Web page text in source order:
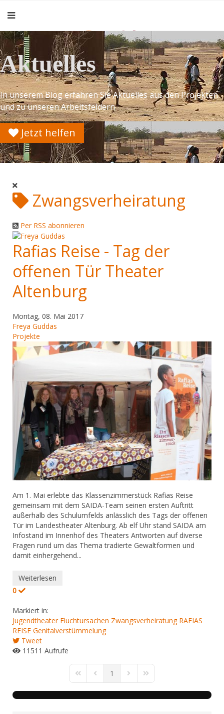
Aktuelles
In unserem Blog erfahren Sie Aktuelles aus den Projekten
und zu unseren Arbeitsfeldern
Jetzt helfen
Zwangsverheiratung
Per RSS abonnieren
Rafias Reise - Tag der
offenen Tür Theater
Altenburg
Montag, 08. Mai 2017
Freya Guddas
Projekte
Am 1. Mai erlebte das Klassenzimmerstück Rafias Reise
gemeinsam mit dem SAIDA-Team seinen ersten Auftritt
außerhalb des Schulumfelds anlässlich des Tags der offenen
Tür im Landestheater Altenburg. Ab elf Uhr stand SAIDA am
Infostand im Innenhof des Theaters Antworten auf diverse
Fragen rund um das Thema tradierte Gewaltformen und
damit einhergehend...
Weiterlesen
0
Markiert in:
Jugendtheater Fluchtursachen Zwangsverheiratung RAFIAS
REISE Genitalverstümmelung
Tweet
11511 Aufrufe
First PagePrevious Page
1 Next PageLast Page